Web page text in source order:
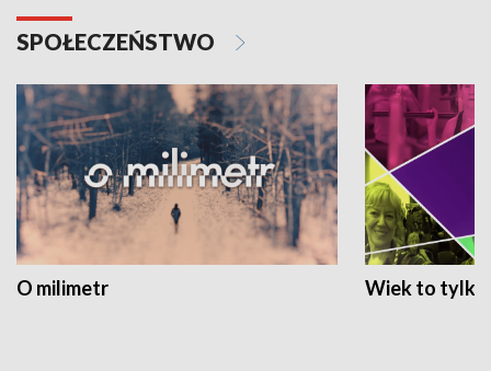
SPOŁECZEŃSTWO
O milimetr Wiek to tylko